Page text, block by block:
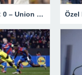
Galatasaray: 0 – Union Saint-Gilloise: 1 | MAÇ SONUCU !